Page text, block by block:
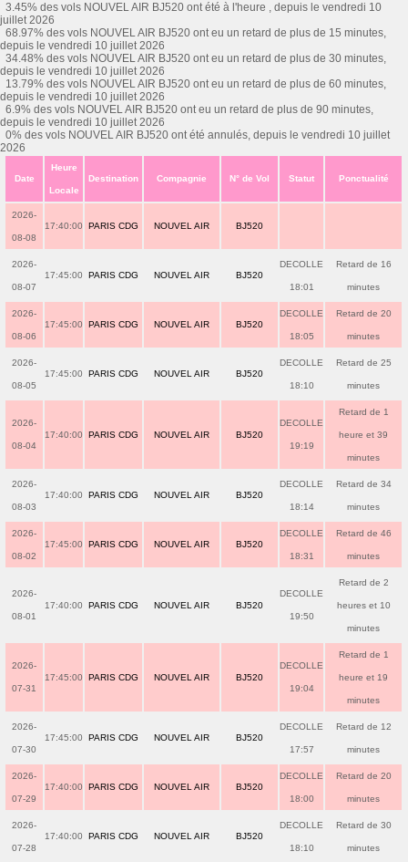
3.45% des vols NOUVEL AIR BJ520 ont été à l'heure , depuis le vendredi 10
juillet 2026
68.97% des vols NOUVEL AIR BJ520 ont eu un retard de plus de 15 minutes,
depuis le vendredi 10 juillet 2026
34.48% des vols NOUVEL AIR BJ520 ont eu un retard de plus de 30 minutes,
depuis le vendredi 10 juillet 2026
13.79% des vols NOUVEL AIR BJ520 ont eu un retard de plus de 60 minutes,
depuis le vendredi 10 juillet 2026
6.9% des vols NOUVEL AIR BJ520 ont eu un retard de plus de 90 minutes,
depuis le vendredi 10 juillet 2026
0% des vols NOUVEL AIR BJ520 ont été annulés, depuis le vendredi 10 juillet
2026
Date
Heure
Locale
Destination Compagnie N° de Vol Statut Ponctualité
2026-
08-08
17:40:00 PARIS CDG NOUVEL AIR BJ520
2026-
08-07
17:45:00 PARIS CDG NOUVEL AIR BJ520
DECOLLE
18:01
Retard de 16
minutes
2026-
08-06
17:45:00 PARIS CDG NOUVEL AIR BJ520
DECOLLE
18:05
Retard de 20
minutes
2026-
08-05
17:45:00 PARIS CDG NOUVEL AIR BJ520
DECOLLE
18:10
Retard de 25
minutes
2026-
08-04
17:40:00 PARIS CDG NOUVEL AIR BJ520
DECOLLE
19:19
Retard de 1
heure et 39
minutes
2026-
08-03
17:40:00 PARIS CDG NOUVEL AIR BJ520
DECOLLE
18:14
Retard de 34
minutes
2026-
08-02
17:45:00 PARIS CDG NOUVEL AIR BJ520
DECOLLE
18:31
Retard de 46
minutes
2026-
08-01
17:40:00 PARIS CDG NOUVEL AIR BJ520
DECOLLE
19:50
Retard de 2
heures et 10
minutes
2026-
07-31
17:45:00 PARIS CDG NOUVEL AIR BJ520
DECOLLE
19:04
Retard de 1
heure et 19
minutes
2026-
07-30
17:45:00 PARIS CDG NOUVEL AIR BJ520
DECOLLE
17:57
Retard de 12
minutes
2026-
07-29
17:40:00 PARIS CDG NOUVEL AIR BJ520
DECOLLE
18:00
Retard de 20
minutes
2026-
07-28
17:40:00 PARIS CDG NOUVEL AIR BJ520
DECOLLE
18:10
Retard de 30
minutes